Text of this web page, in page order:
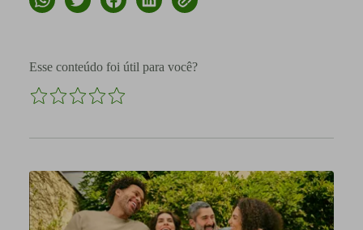
Esse conteúdo foi útil para você?